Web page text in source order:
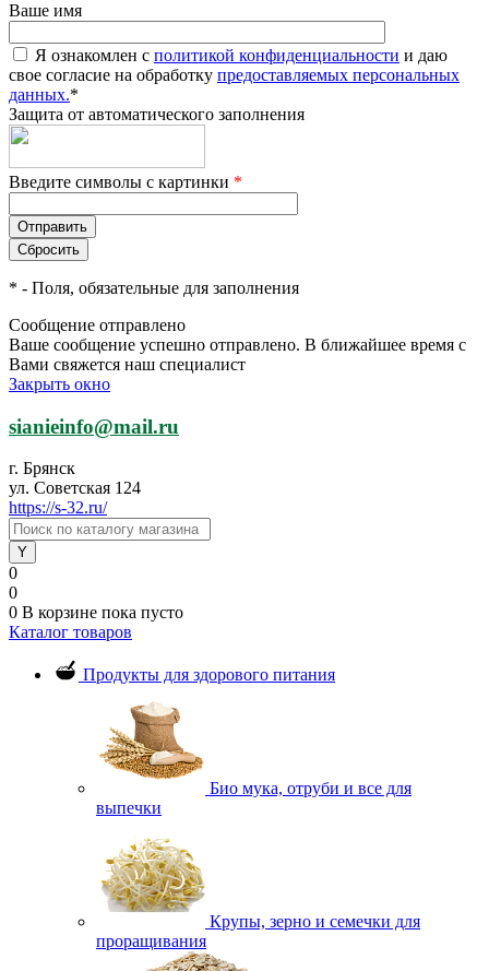
Ваше имя
Я ознакомлен с политикой конфиденциальности и даю
свое согласие на обработку предоставляемых персональных
данных.*
Защита от автоматического заполнения
Введите символы с картинки *
* - Поля, обязательные для заполнения
Сообщение отправлено
Ваше сообщение успешно отправлено. В ближайшее время с
Вами свяжется наш специалист
Закрыть окно
sianieinfo@mail.ru
г. Брянск
ул. Советская 124
https://s-32.ru/
0
0
0 В корзине пока пусто
Каталог товаров
Продукты для здорового питания
Био мука, отруби и все для
выпечки
Крупы, зерно и семечки для
проращивания